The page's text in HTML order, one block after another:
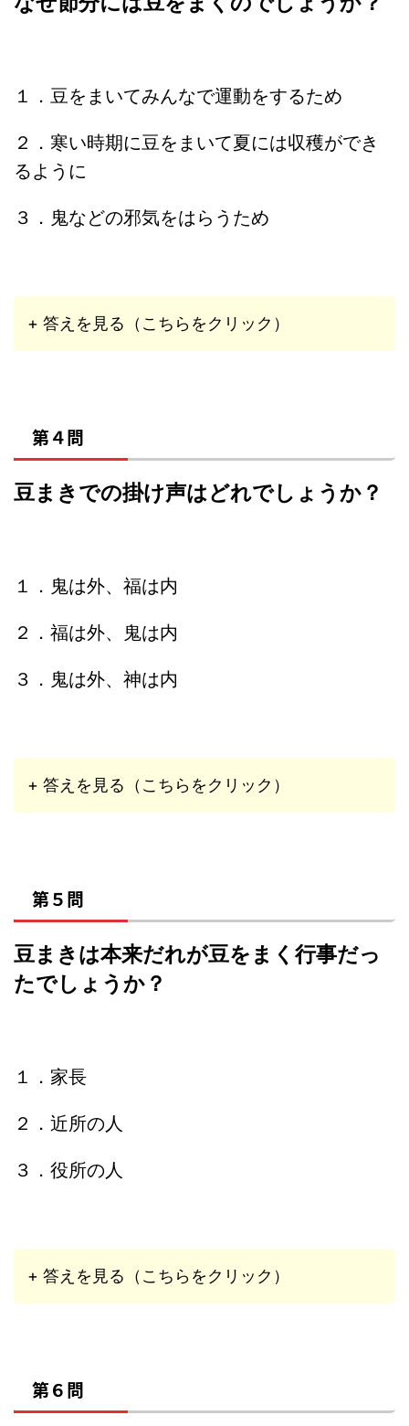
１．豆をまいてみんなで運動をするため
２．寒い時期に豆をまいて夏には収穫ができ
るように
３．鬼などの邪気をはらうため
+ 答えを見る（こちらをクリック）
第４問
豆まきでの掛け声はどれでしょうか？
１．鬼は外、福は内
２．福は外、鬼は内
３．鬼は外、神は内
+ 答えを見る（こちらをクリック）
第５問
豆まきは本来だれが豆をまく行事だっ
たでしょうか？
１．家長
２．近所の人
３．役所の人
+ 答えを見る（こちらをクリック）
第６問